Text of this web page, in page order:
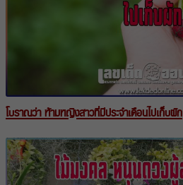
โบราณว่า ห้ามหญิงสาวที่มีประจำเดือนไปเก็บผัก